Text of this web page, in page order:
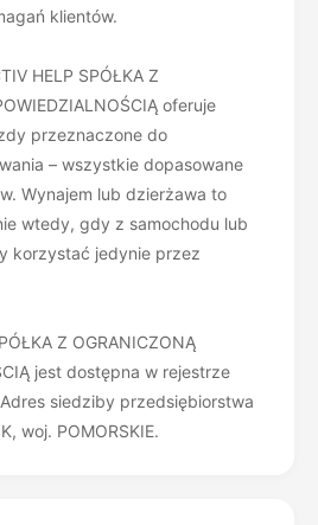
klientów.
HELP SPÓŁKA Z
oferuje
przeznaczone do
– wszystkie dopasowane
Wynajem lub dzierżawa to
wtedy, gdy z samochodu lub
korzystać jedynie przez
Z OGRANICZONĄ
jest dostępna w rejestrze
siedziby przedsiębiorstwa
woj. POMORSKIE.